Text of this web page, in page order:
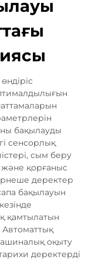
бақылауды
сенсорлық
сым беру
қорғаныс
деректер
бақылауын
қамтылатын
Автоматтық
оқыту
деректерді